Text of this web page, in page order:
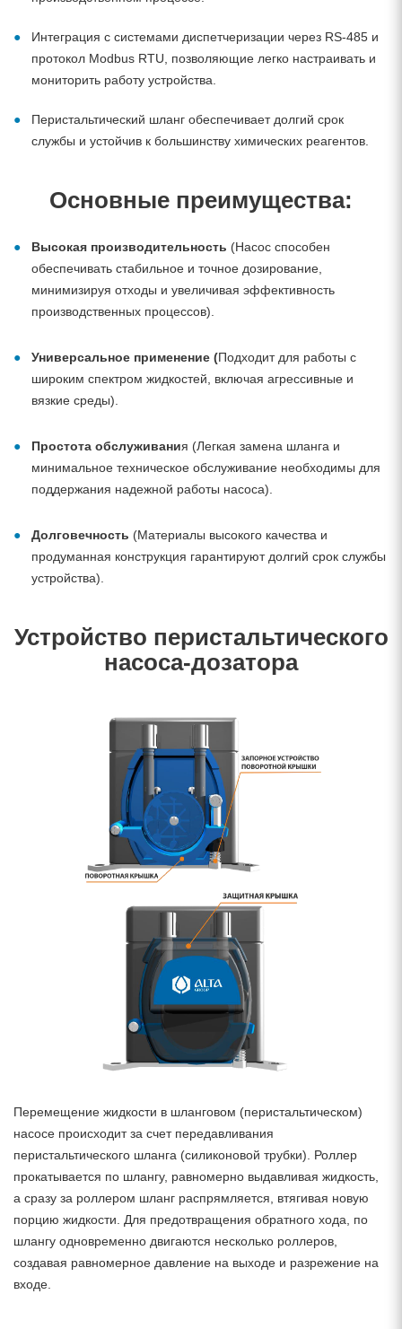
Интеграция с системами диспетчеризации через RS-485 и
протокол Modbus RTU, позволяющие легко настраивать и
мониторить работу устройства.
Перистальтический шланг обеспечивает долгий срок
службы и устойчив к большинству химических реагентов.
Основные преимущества:
Высокая производительность (Насос способен
обеспечивать стабильное и точное дозирование,
минимизируя отходы и увеличивая эффективность
производственных процессов).
Универсальное применение (Подходит для работы с
широким спектром жидкостей, включая агрессивные и
вязкие среды).
Простота обслуживания (Легкая замена шланга и
минимальное техническое обслуживание необходимы для
поддержания надежной работы насоса).
Долговечность (Материалы высокого качества и
продуманная конструкция гарантируют долгий срок службы
устройства).
Устройство перистальтического
насоса-дозатора
Перемещение жидкости в шланговом (перистальтическом)
насосе происходит за счет передавливания
перистальтического шланга (силиконовой трубки). Роллер
прокатывается по шлангу, равномерно выдавливая жидкость,
а сразу за роллером шланг распрямляется, втягивая новую
порцию жидкости. Для предотвращения обратного хода, по
шлангу одновременно двигаются несколько роллеров,
создавая равномерное давление на выходе и разрежение на
входе.